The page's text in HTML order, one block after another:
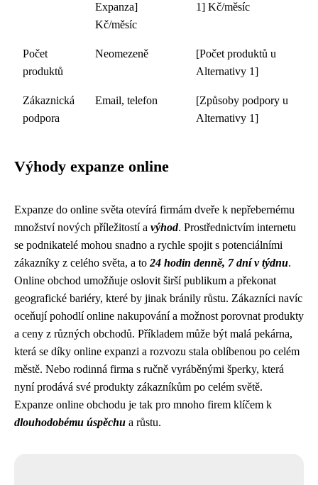
Expanza]
Kč/měsíc
1] Kč/měsíc
Počet
produktů
Neomezeně
[Počet produktů u
Alternativy 1]
Zákaznická
podpora
Email, telefon
[Způsoby podpory u
Alternativy 1]
Výhody expanze online
Expanze do online světa otevírá firmám dveře k nepřebernému
množství nových příležitostí a výhod. Prostřednictvím internetu
se podnikatelé mohou snadno a rychle spojit s potenciálními
zákazníky z celého světa, a to 24 hodin denně, 7 dní v týdnu.
Online obchod umožňuje oslovit širší publikum a překonat
geografické bariéry, které by jinak bránily růstu. Zákazníci navíc
oceňují pohodlí online nakupování a možnost porovnat produkty
a ceny z různých obchodů. Příkladem může být malá pekárna,
která se díky online expanzi a rozvozu stala oblíbenou po celém
městě. Nebo rodinná firma s ručně vyráběnými šperky, která
nyní prodává své produkty zákazníkům po celém světě.
Expanze online obchodu je tak pro mnoho firem klíčem k
dlouhodobému úspěchu a růstu.